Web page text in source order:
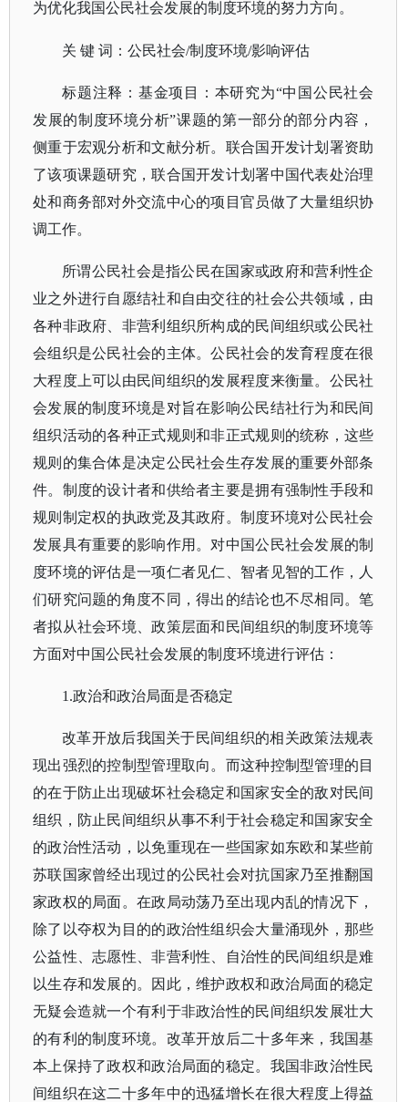
为优化我国公民社会发展的制度环境的努力方向。
关 键 词：公民社会/制度环境/影响评估
标题注释：基金项目：本研究为“中国公民社会
发展的制度环境分析”课题的第一部分的部分内容，
侧重于宏观分析和文献分析。联合国开发计划署资助
了该项课题研究，联合国开发计划署中国代表处治理
处和商务部对外交流中心的项目官员做了大量组织协
调工作。
所谓公民社会是指公民在国家或政府和营利性企
业之外进行自愿结社和自由交往的社会公共领域，由
各种非政府、非营利组织所构成的民间组织或公民社
会组织是公民社会的主体。公民社会的发育程度在很
大程度上可以由民间组织的发展程度来衡量。公民社
会发展的制度环境是对旨在影响公民结社行为和民间
组织活动的各种正式规则和非正式规则的统称，这些
规则的集合体是决定公民社会生存发展的重要外部条
件。制度的设计者和供给者主要是拥有强制性手段和
规则制定权的执政党及其政府。制度环境对公民社会
发展具有重要的影响作用。对中国公民社会发展的制
度环境的评估是一项仁者见仁、智者见智的工作，人
们研究问题的角度不同，得出的结论也不尽相同。笔
者拟从社会环境、政策层面和民间组织的制度环境等
方面对中国公民社会发展的制度环境进行评估：
1.政治和政治局面是否稳定
改革开放后我国关于民间组织的相关政策法规表
现出强烈的控制型管理取向。而这种控制型管理的目
的在于防止出现破坏社会稳定和国家安全的敌对民间
组织，防止民间组织从事不利于社会稳定和国家安全
的政治性活动，以免重现在一些国家如东欧和某些前
苏联国家曾经出现过的公民社会对抗国家乃至推翻国
家政权的局面。在政局动荡乃至出现内乱的情况下，
除了以夺权为目的的政治性组织会大量涌现外，那些
公益性、志愿性、非营利性、自治性的民间组织是难
以生存和发展的。因此，维护政权和政治局面的稳定
无疑会造就一个有利于非政治性的民间组织发展壮大
的有利的制度环境。改革开放后二十多年来，我国基
本上保持了政权和政治局面的稳定。我国非政治性民
间组织在这二十多年中的迅猛增长在很大程度上得益